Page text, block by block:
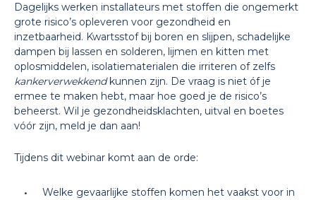
Dagelijks werken installateurs met stoffen die ongemerkt
grote risico’s opleveren voor gezondheid en
inzetbaarheid. Kwartsstof bij boren en slijpen, schadelijke
dampen bij lassen en solderen, lijmen en kitten met
oplosmiddelen, isolatiematerialen die irriteren of zelfs
kankerverwekkendkunnen zijn. De vraag is niet óf je
ermee te maken hebt, maar hoe goed je de risico’s
beheerst. Wil je gezondheidsklachten, uitval en boetes
vóór zijn, meld je dan aan!
Tijdens dit webinar komt aan de orde:
Welke gevaarlijke stoffen komen het vaakst voor in